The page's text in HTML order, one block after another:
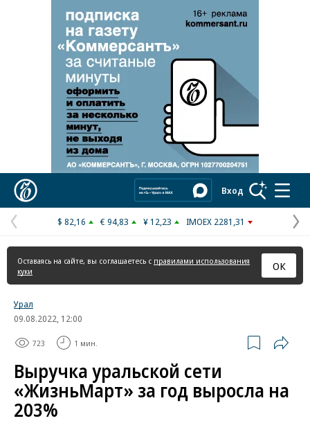
Реклама в «Ъ» www.kommersant.ru/ad
Вход
Предыдущая
страница
$ 82,16 € 94,83 ¥ 12,23 IMOEX 2281,31
Оставаясь на сайте, вы соглашаетесь с правилами использования
куки
ОК
Урал
09.08.2022, 12:00
723 1 мин.
Выручка уральской сети
«ЖизньМарт» за год выросла на
203%